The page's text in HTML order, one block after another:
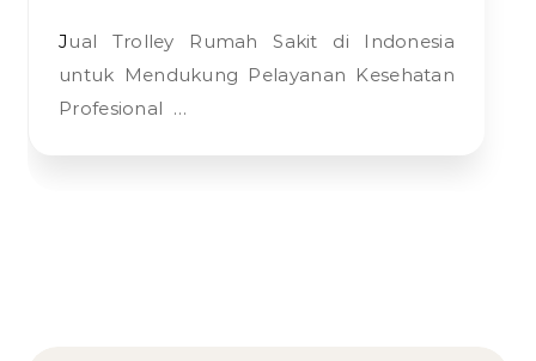
Jual Trolley Rumah Sakit di Indonesia
untuk Mendukung Pelayanan Kesehatan
Profesional …